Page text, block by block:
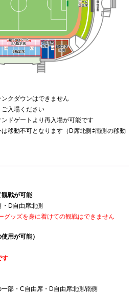
クダウンはできません
入場ください
ドゲートより再入場が可能です
移動不可となります（D席北側⇄南側の移動
戦が可能
・D自由席北側
ッズを身に着けての観戦はできません
用が可能）
す
部・C自由席・D自由席北側/南側